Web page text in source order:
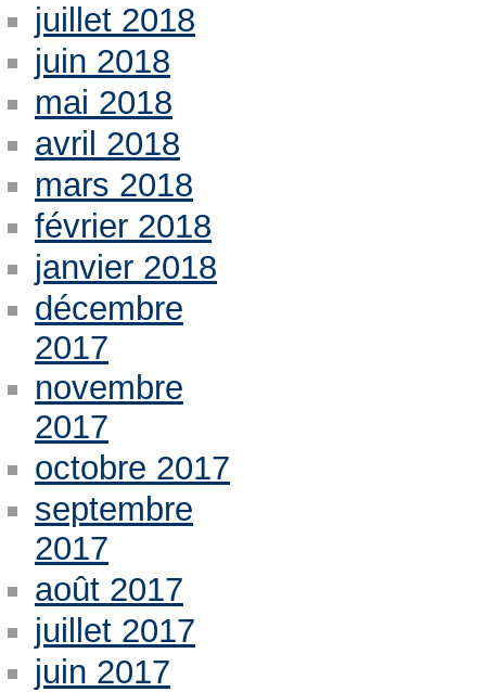
juillet 2018
juin 2018
mai 2018
avril 2018
mars 2018
février 2018
janvier 2018
décembre
2017
novembre
2017
octobre 2017
septembre
2017
août 2017
juillet 2017
juin 2017